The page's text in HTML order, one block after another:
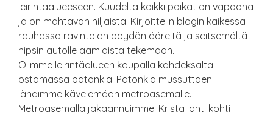
leirintäalueeseen. Kuudelta kaikki paikat on vapaana
ja on mahtavan hiljaista. Kirjoittelin blogin kaikessa
rauhassa ravintolan pöydän ääreltä ja seitsemältä
hipsin autolle aamiaista tekemään.
Olimme leirintäalueen kaupalla kahdeksalta
ostamassa patonkia. Patonkia mussuttaen
lähdimme kävelemään metroasemalle.
Metroasemalla jakaannuimme. Krista lähti kohti